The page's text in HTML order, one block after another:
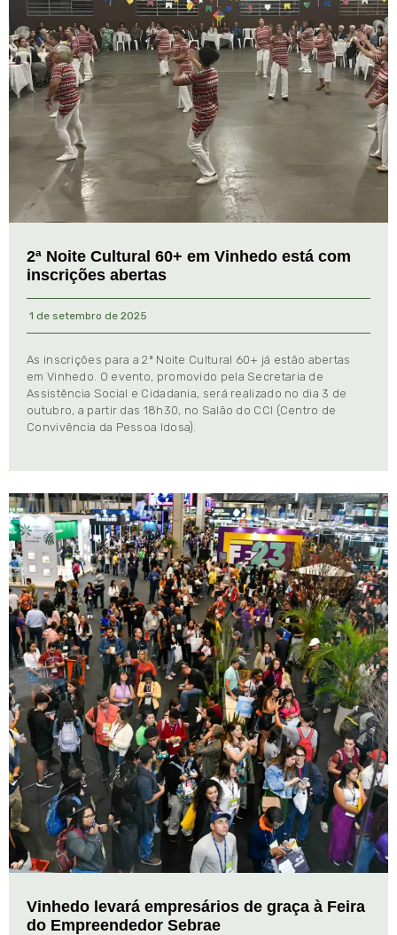
2ª Noite Cultural 60+ em Vinhedo está com
inscrições abertas
1 de setembro de 2025
As inscrições para a 2ª Noite Cultural 60+ já estão abertas
em Vinhedo. O evento, promovido pela Secretaria de
Assistência Social e Cidadania, será realizado no dia 3 de
outubro, a partir das 18h30, no Salão do CCI (Centro de
Convivência da Pessoa Idosa).
Vinhedo levará empresários de graça à Feira
do Empreendedor Sebrae